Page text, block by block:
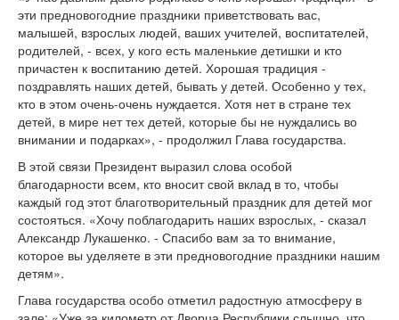
эти предновогодние праздники приветствовать вас,
малышей, взрослых людей, ваших учителей, воспитателей,
родителей, - всех, у кого есть маленькие детишки и кто
причастен к воспитанию детей. Хорошая традиция -
поздравлять наших детей, бывать у детей. Особенно у тех,
кто в этом очень-очень нуждается. Хотя нет в стране тех
детей, в мире нет тех детей, которые бы не нуждались во
внимании и подарках», - продолжил Глава государства.
В этой связи Президент выразил слова особой
благодарности всем, кто вносит свой вклад в то, чтобы
каждый год этот благотворительный праздник для детей мог
состояться. «Хочу поблагодарить наших взрослых, - сказал
Александр Лукашенко. - Спасибо вам за то внимание,
которое вы уделяете в эти предновогодние праздники нашим
детям».
Глава государства особо отметил радостную атмосферу в